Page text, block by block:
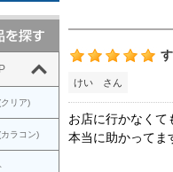
リア)
ラコン)
けい さん
お店に行かなくて
本当に助かってま